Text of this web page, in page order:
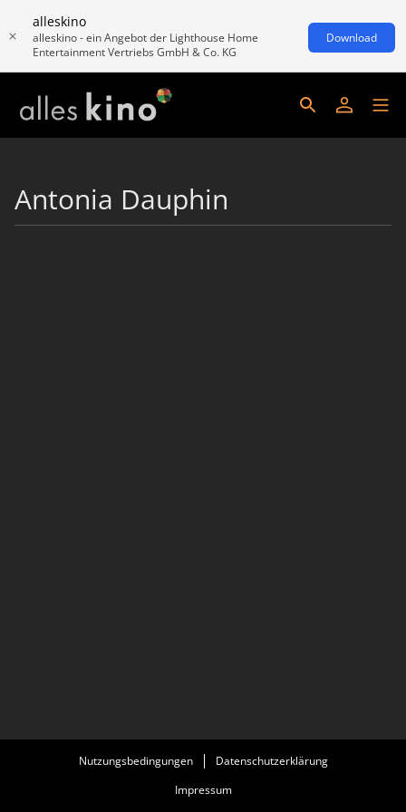
alleskino
alleskino - ein Angebot der Lighthouse Home
Entertainment Vertriebs GmbH & Co. KG
Download
Antonia Dauphin
Nutzungsbedingungen
Datenschutzerklärung
Impressum